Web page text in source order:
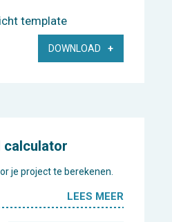
template
DOWNLOAD
calculator
je project te berekenen.
LEES MEER